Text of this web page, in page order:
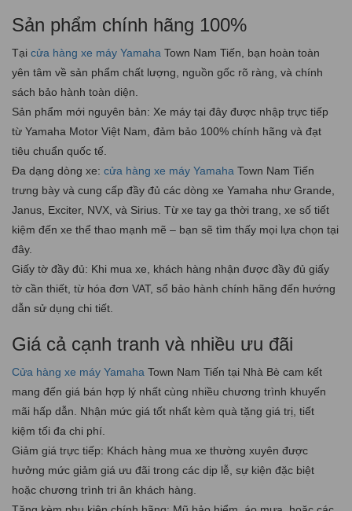
Sản phẩm chính hãng 100%
Tại cửa hàng xe máy Yamaha Town Nam Tiến, bạn hoàn toàn
yên tâm về sản phẩm chất lượng, nguồn gốc rõ ràng, và chính
sách bảo hành toàn diện.
Sản phẩm mới nguyên bản: Xe máy tại đây được nhập trực tiếp
từ Yamaha Motor Việt Nam, đảm bảo 100% chính hãng và đạt
tiêu chuẩn quốc tế.
Đa dạng dòng xe: cửa hàng xe máy Yamaha Town Nam Tiến
trưng bày và cung cấp đầy đủ các dòng xe Yamaha như Grande,
Janus, Exciter, NVX, và Sirius. Từ xe tay ga thời trang, xe số tiết
kiệm đến xe thể thao mạnh mẽ – bạn sẽ tìm thấy mọi lựa chọn tại
đây.
Giấy tờ đầy đủ: Khi mua xe, khách hàng nhận được đầy đủ giấy
tờ cần thiết, từ hóa đơn VAT, sổ bảo hành chính hãng đến hướng
dẫn sử dụng chi tiết.
Giá cả cạnh tranh và nhiều ưu đãi
Cửa hàng xe máy Yamaha Town Nam Tiến tại Nhà Bè cam kết
mang đến giá bán hợp lý nhất cùng nhiều chương trình khuyến
mãi hấp dẫn. Nhận mức giá tốt nhất kèm quà tặng giá trị, tiết
kiệm tối đa chi phí.
Giảm giá trực tiếp: Khách hàng mua xe thường xuyên được
hưởng mức giảm giá ưu đãi trong các dịp lễ, sự kiện đặc biệt
hoặc chương trình tri ân khách hàng.